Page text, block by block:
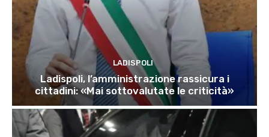
LADISPOLI
Ladispoli, l’amministrazione rassicura i
cittadini: «Mai sottovalutate le criticità»